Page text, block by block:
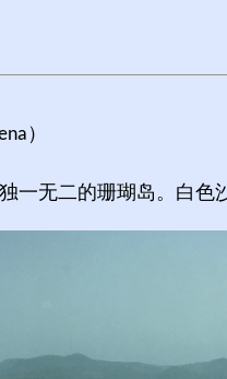
）
一无二的珊瑚岛。白